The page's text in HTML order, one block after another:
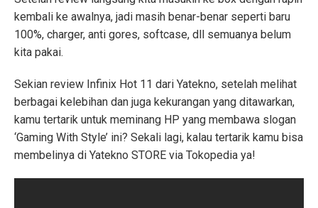
kembali ke awalnya, jadi masih benar-benar seperti baru
100%, charger, anti gores, softcase, dll semuanya belum
kita pakai.
Sekian review Infinix Hot 11 dari Yatekno, setelah melihat
berbagai kelebihan dan juga kekurangan yang ditawarkan,
kamu tertarik untuk meminang HP yang membawa slogan
‘Gaming With Style’ ini? Sekali lagi, kalau tertarik kamu bisa
membelinya di Yatekno STORE via Tokopedia ya!